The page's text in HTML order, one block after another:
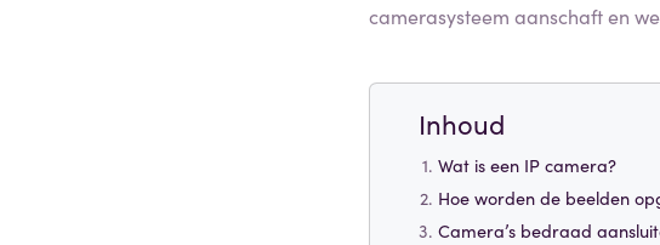
camerasysteem aanschaft en
Inhoud
Wat is een IP camera?
Hoe worden de beelden
Camera’s bedraad